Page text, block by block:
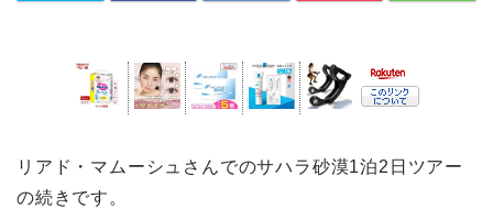
リアド・マムーシュさんでのサハラ砂漠1泊2日ツアー
の続きです。